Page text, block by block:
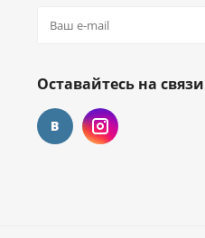
Оставайтесь на связи